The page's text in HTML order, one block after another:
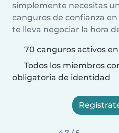
simplemente necesitas
canguros de confianza
te lleva negociar la hora
70 canguros activos
Todos los miembros
obligatoria de identidad